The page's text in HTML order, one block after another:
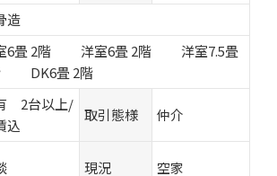
造
6畳 2階 洋室6畳 2階 洋室7.5畳
DK6畳 2階
2台以上/
込
取引態様 仲介
現況 空家